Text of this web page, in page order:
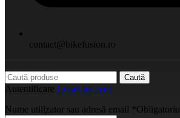
contact@bikefusion.ro
Caută
Autentificare Creați un cont
Nume utilizator sau adresă email *Obligatoriu